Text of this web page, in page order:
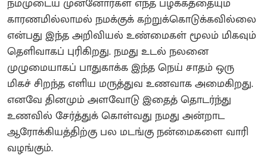
காரணமில்லாமல் நமக்குக் கற்றுக்கொடுக்கவில்லை
என்பது இந்த அறிவியல் உண்மைகள் மூலம் மிகவும்
தெளிவாகப் புரிகிறது. நமது உடல் நலனை
முழுமையாகப் பாதுகாக்க இந்த நெய் சாதம் ஒரு
மிகச் சிறந்த எளிய மருத்துவ உணவாக அமைகிறது.
எனவே தினமும் அளவோடு இதைத் தொடர்ந்து
உணவில் சேர்த்துக் கொள்வது நமது அன்றாட
ஆரோக்கியத்திற்கு பல மடங்கு நன்மைகளை வாரி
வழங்கும்.